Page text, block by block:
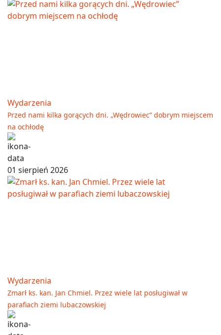
Wydarzenia
Przed nami kilka gorących dni. „Wędrowiec” dobrym miejscem
na ochłodę
01 sierpień 2026
Wydarzenia
Zmarł ks. kan. Jan Chmiel. Przez wiele lat posługiwał w
parafiach ziemi lubaczowskiej